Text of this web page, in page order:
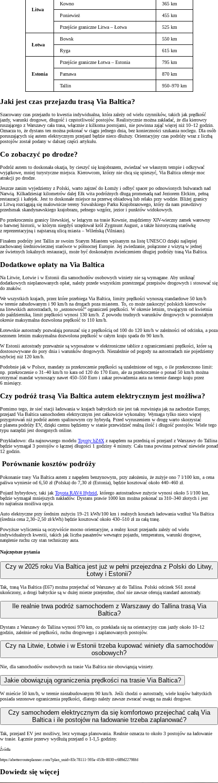
Litwa
Kowno 365 km
Poniewież 455 km
Przejście graniczne Litwa – Łotwa 525 km
Łotwa
Bowsk 550 km
Ryga 615 km
Estonia
Przejście graniczne Łotwa – Estonia 795 km
Parnawa 870 km
Tallin 950–970 km
Jaki jest czas przejazdu trasą Via Baltica?
Szacowany czas przejazdu to kwestia indywidualna, która zależy od wielu czynników, takich jak prędkość
jazdy, warunki drogowe, długość i częstotliwość postojów. Realistycznie można zakładać, że dla kierowcy
ruszającego z Warszawy cała trasa, włącznie z kilkoma postojami, nie powinna zająć więcej niż 10–12 godzin.
Oznacza to, że dystans ten można pokonać w ciągu jednego dnia, bez konieczności szukania noclegu. Dla osób
poruszających się autem elektrycznym przejazd będzie nieco dłuższy. Orientacyjny czas podróży wraz z liczbą
postojów został podany w dalszej części artykułu.
Co zobaczyć po drodze?
Podróż autem to doskonała okazja, by cieszyć się krajobrazem, zwiedzać we własnym tempie i odkrywać
wyjątkowe, mniej turystyczne miejsca. Kierowcom, którzy nie chcą się spieszyć, Via Baltica oferuje moc
atrakcji po drodze.
Jeszcze zanim wyjedziemy z Polski, warto zajrzeć do Łomży i odbyć spacer po odnowionych bulwarach nad
Narwią. Kilkadziesiąt kilometrów dalej Ełk wita podróżnych długą promenadą nad Jeziorem Ełckim, pełną
restauracji i kafejek. Jest to doskonałe miejsce na przerwę obiadową lub relaks przy wodzie. Bliżej granicy
z Litwą rozciągają się malownicze tereny Suwalskiego Parku Krajobrazowego, który da nam prawdziwy
przedsmak skandynawskiego krajobrazu, pełnego wzgórz, jezior i punktów widokowych.
Po przekroczeniu granicy litewskiej, w leżącym na trasie Kownie, znajdziemy XIV-wieczny zamek warowny
o barwnej historii, w którym niegdyś urzędował król Zygmunt August, a także historyczną starówkę
z reprezentacyjną i najstarszą ulicą miasta – Wileńską (Vilniaus).
Finałem podróży jest Tallin ze swoim Starym Miastem wpisanym na listę UNESCO dzięki najlepiej
zachowanej średniowiecznej starówce w północnej Europie. Jej zwiedzanie, połączone z wizytą w jednej
ze świetnych lokalnych restauracji, może być doskonałym zwieńczeniem długiej podróży trasą Via Baltica.
Dodatkowe opłaty na Via Baltica
Na Litwie, Łotwie i w Estonii dla samochodów osobowych winiety nie są wymagane. Aby uniknąć
dodatkowych nieplanowanych opłat, należy przede wszystkim przestrzegać przepisów drogowych i stosować się
do znaków.
We wszystkich krajach, przez które przebiega Via Baltica, limity prędkości wynoszą standardowe 50 km/h
w terenie zabudowanym i 90 km/h na drogach poza miastem. To, co może zaskoczyć polskich kierowców
na litewskich autostradach, to „sezonowość” ograniczeń prędkości. W okresie letnim, trwającym od kwietnia
do października, limit prędkości wynosi 130 km/h. Z powodu trudnych warunków drogowych w pozostałym
okresie maksymalna dozwolona prędkość to 110 km/h.
Łotewskie autostrady pozwalają poruszać się z prędkością od 100 do 120 km/h w zależności od odcinka, a poza
sezonem letnim maksymalna dozwolona prędkość w całym kraju spada do 90 km/h.
W Estonii autostrady przeważnie są wyposażone w elektroniczne tablice z ograniczeniami prędkości, które są
dostosowywane do pory dnia i warunków drogowych. Niezależnie od pogody na autostradach nie pojedziemy
szybciej niż 120 km/h.
Podobnie jak w Polsce, mandaty za przekroczenie prędkości są uzależnione od tego, o ile przekroczono limit:
np. przekroczenie o 31–40 km/h to kara od 120 do 170 Euro, ale za przekroczenie o ponad 50 km/h można
otrzymać mandat wynoszący nawet 450–550 Euro i zakaz prowadzenia auta na terenie danego kraju przez
6 miesięcy.
Czy podróż trasą Via Baltica autem elektrycznym jest możliwa?
Pomimo tego, że sieć stacji ładowania w krajach bałtyckich nie jest tak rozwinięta jak na zachodzie Europy,
przejazd Via Baltica samochodem elektrycznym jest całkowicie wykonalny. Wymaga tylko nieco więcej
przygotowań niż podróż autem spalinowym czy hybrydą. Przed wyruszeniem w drogę warto skorzystać
z planera podróży EV, dzięki czemu będziemy w stanie przewidzieć realną ilość i długość postojów. Wiele tego
typu narzędzi jest dostępnych online.
Przykładowo: dla najnowszego modelu Toyoty bZ4X z napędem na przednią oś przejazd z Warszawy do Tallina
będzie wymagał 3 postojów o łącznej długości 1 godziny 4 minuty. Cała trasa powinna potrwać niewiele ponad
12 godzin.
Porównanie kosztów podróży
Pokonanie trasy Via Baltica autem z napędem benzynowym, przy założeniu, że zużyje ono 7 l/100 km, a cena
paliwa wyniesie od 6,50 zł (Polska) do 7,30 zł (Estonia), będzie kosztować około 440–460 zł.
Pojazd hybrydowy, taki jak Toyota RAV4 Hybrid , którego autostradowe zużycie wynosi około 5 l/100 km,
będzie wymagał mniejszych nakładów. Dystans prawie 1000 km można pokonać za 310–340 złotych i jest
to najtańsza możliwa opcja.
Auto elektryczne przy średnim zużyciu 19–21 kWh/100 km i realnych kosztach ładowania wzdłuż Via Baltica
(średnia cena 2,30–2,50 zł/kWh) będzie kosztować około 430–510 zł za całą trasę.
Powyższe wyliczenia są oczywiście mocno orientacyjne, a realny koszt przejazdu zależy od wielu
indywidualnych kwestii, takich jak liczba pasażerów wewnątrz pojazdu, temperatura, warunki drogowe,
natężenie ruchu czy stan techniczny auta.
Najczęstsze pytania
Czy w 2025 roku Via Baltica jest już w pełni przejezdna z Polski do Litwy,
Łotwy i Estonii?
Tak, trasą Via Baltica (E67) można przejechać od Warszawy aż do Tallina. Polski odcinek S61 został
ukończony, a drogi bałtyckie są w dużej mierze przejezdne, choć nie zawsze oferują standard autostrady.
Ile realnie trwa podróż samochodem z Warszawy do Tallina trasą Via
Baltica?
Dystans z Warszawy do Tallina wynosi 970 km, co przekłada się na orientacyjny czas jazdy około 10–12
godzin, zależnie od prędkości, ruchu drogowego i zaplanowanych postojów.
Czy na Litwie, Łotwie i w Estonii trzeba kupować winiety dla samochodów
osobowych?
Nie, dla samochodów osobowych na trasie Via Baltica nie obowiązują winiety.
Jakie obowiązują ograniczenia prędkości na trasie Via Baltica?
W mieście 50 km/h, w terenie niezabudowanym 90 km/h. Jeśli chodzi o autostrady, wiele krajów bałtyckich
posiada sezonowe ograniczenia prędkości, dlatego należy zawsze zwracać uwagę na znaki drogowe.
Czy samochodem elektrycznym da się komfortowo przejechać całą Via
Baltica i ile postojów na ładowanie trzeba zaplanować?
Tak, przejazd EV jest możliwy, lecz wymaga planowania. Realnie oznacza to około 3 postojów na ładowanie
w trasie. Łącznie przerwy wydłużą przejazd o 1-1,5 godziny.
Źródła
https://abetterrouteplanner.com/?plan_uuid=83c78111-593a-453b-8030-c689d22798fd
Dowiedz się więcej